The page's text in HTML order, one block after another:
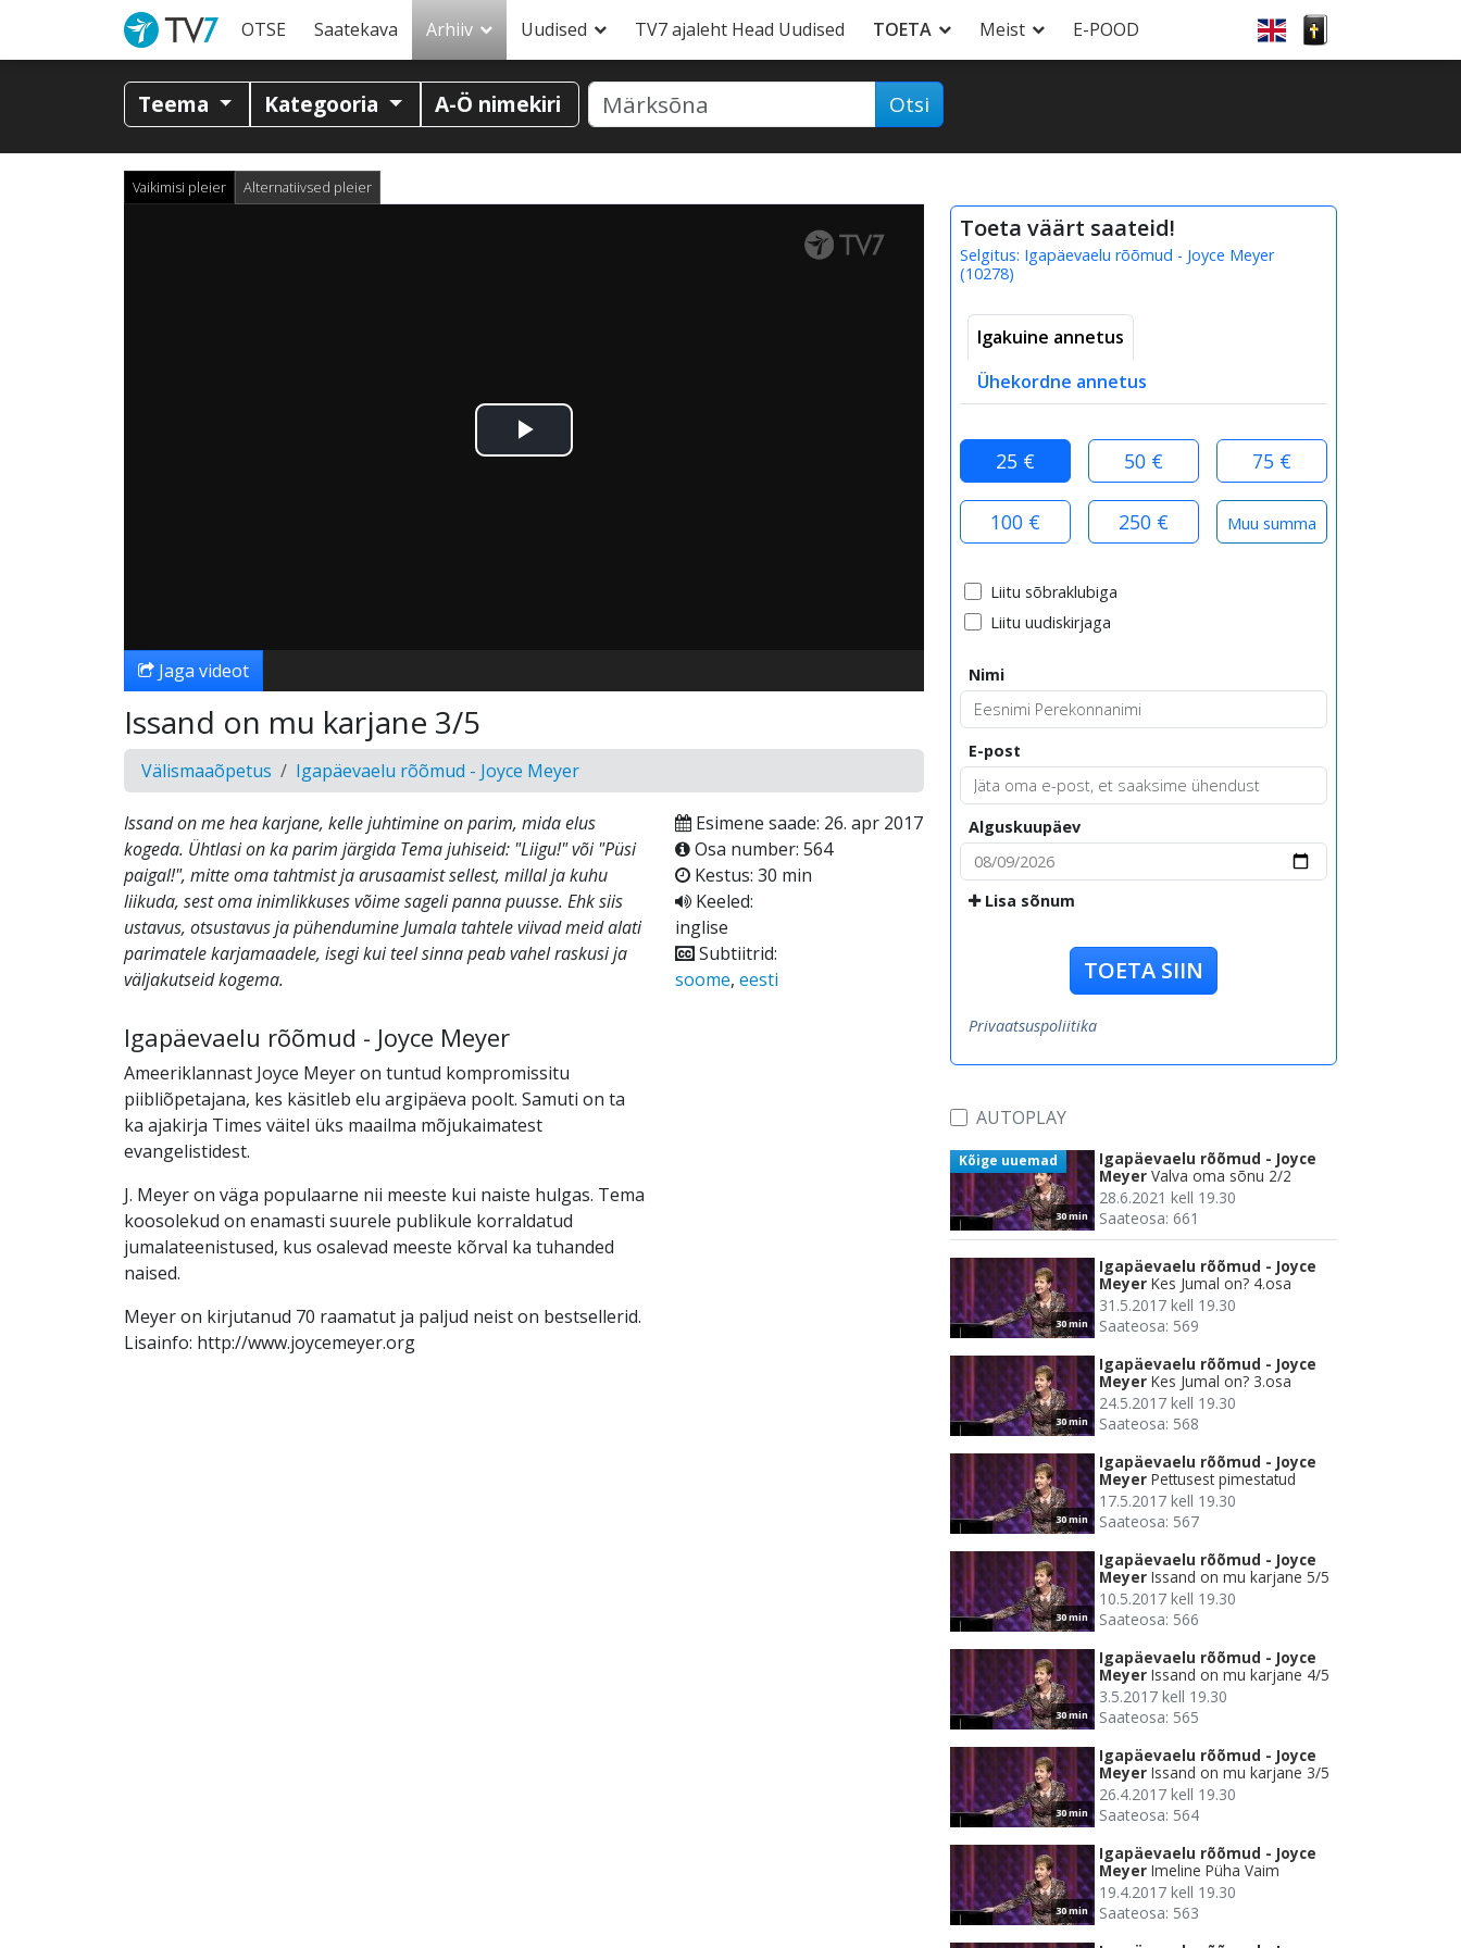
OTSE Saatekava Arhiiv Uudised TV7 ajaleht Head Uudised TOETA Meist E-POOD
Teema Kategooria A-Ö nimekiri Otsi
Vaikimisi pleier Alternatiivsed pleier
Esita
Jaga videot
Issand on mu karjane 3/5
Välismaaõpetus Igapäevaelu rõõmud - Joyce Meyer
Issand on me hea karjane, kelle juhtimine on parim, mida elus
kogeda. Ühtlasi on ka parim järgida Tema juhiseid: "Liigu!" või "Püsi
paigal!", mitte oma tahtmist ja arusaamist sellest, millal ja kuhu
liikuda, sest oma inimlikkuses võime sageli panna puusse. Ehk siis
ustavus, otsustavus ja pühendumine Jumala tahtele viivad meid alati
parimatele karjamaadele, isegi kui teel sinna peab vahel raskusi ja
väljakutseid kogema.
Igapäevaelu rõõmud - Joyce Meyer
Ameeriklannast Joyce Meyer on tuntud kompromissitu
piibliõpetajana, kes käsitleb elu argipäeva poolt. Samuti on ta
ka ajakirja Times väitel üks maailma mõjukaimatest
evangelistidest.
J. Meyer on väga populaarne nii meeste kui naiste hulgas. Tema
koosolekud on enamasti suurele publikule korraldatud
jumalateenistused, kus osalevad meeste kõrval ka tuhanded
naised.
Meyer on kirjutanud 70 raamatut ja paljud neist on bestsellerid.
Lisainfo: http://www.joycemeyer.org
Esimene saade: 26. apr 2017
Osa number: 564
Kestus: 30 min
Keeled:
inglise
Subtiitrid:
soome, eesti
Toeta väärt saateid!
Selgitus: Igapäevaelu rõõmud - Joyce Meyer
(10278)
Igakuine annetus
Ühekordne annetus
25 € 50 € 75 €
100 € 250 €
Liitu sõbraklubiga
Liitu uudiskirjaga
Nimi
E-post
Alguskuupäev
Lisa sõnum
TOETA SIIN
Privaatsuspoliitika
AUTOPLAY
30 min
Kõige uuemad
Igapäevaelu rõõmud - Joyce
Meyer Valva oma sõnu 2/2
28.6.2021 kell 19.30
Saateosa: 661
30 min
Igapäevaelu rõõmud - Joyce
Meyer Kes Jumal on? 4.osa
31.5.2017 kell 19.30
Saateosa: 569
30 min
Igapäevaelu rõõmud - Joyce
Meyer Kes Jumal on? 3.osa
24.5.2017 kell 19.30
Saateosa: 568
30 min
Igapäevaelu rõõmud - Joyce
Meyer Pettusest pimestatud
17.5.2017 kell 19.30
Saateosa: 567
30 min
Igapäevaelu rõõmud - Joyce
Meyer Issand on mu karjane 5/5
10.5.2017 kell 19.30
Saateosa: 566
30 min
Igapäevaelu rõõmud - Joyce
Meyer Issand on mu karjane 4/5
3.5.2017 kell 19.30
Saateosa: 565
30 min
Igapäevaelu rõõmud - Joyce
Meyer Issand on mu karjane 3/5
26.4.2017 kell 19.30
Saateosa: 564
30 min
Igapäevaelu rõõmud - Joyce
Meyer Imeline Püha Vaim
19.4.2017 kell 19.30
Saateosa: 563